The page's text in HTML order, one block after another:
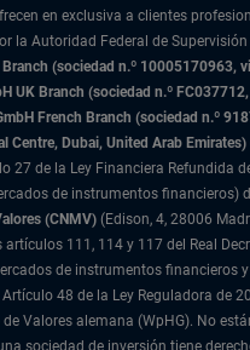
en exclusiva a clientes
la Autoridad Federal de
(sociedad n.º
Branch (sociedad n.º
French Branch (sociedad n.º
Centre, Dubai, United Arab Emirates)
27 de la Ley Financiera Refundida
de instrumentos financieros)
(CNMV) (Edison, 4, 28006
111, 114 y 117 del Real
de instrumentos financieros
48 de la Ley Reguladora
Valores alemana (WpHG). No
sociedad de inversión tiene